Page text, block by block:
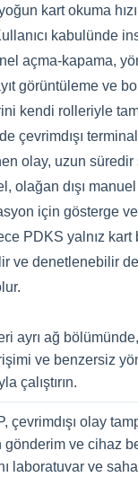
kart okuma
kabulünde
açma-kapama,
görüntüleme ve
kendi rolleriyle
çevrimdışı
olay, uzun süredir
olağan dışı
için gösterge
PDKS yalnız kart
ve denetlenebilir
ayrı ağ bölümünde,
ve benzersiz
çalıştırın.
çevrimdışı olay
gönderim ve cihaz
laboratuvar ve